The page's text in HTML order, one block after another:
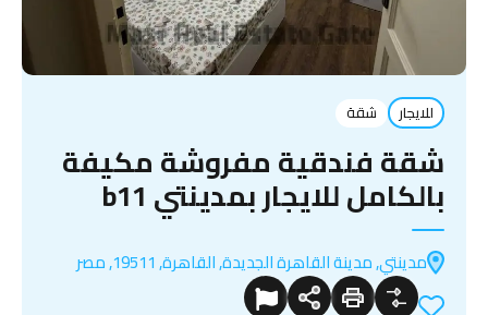
للايجار شقة
شقة فندقية مفروشة مكيفة
بالكامل للايجار بمدينتي b11
مدينتي, مدينة القاهرة الجديدة, القاهرة, 19511, مصر